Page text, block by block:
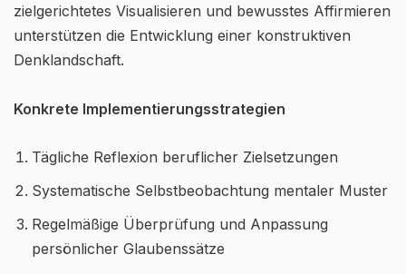
zielgerichtetes Visualisieren und bewusstes Affirmieren
unterstützen die Entwicklung einer konstruktiven
Denklandschaft.
Konkrete Implementierungsstrategien
Tägliche Reflexion beruflicher Zielsetzungen
Systematische Selbstbeobachtung mentaler Muster
Regelmäßige Überprüfung und Anpassung
persönlicher Glaubenssätze